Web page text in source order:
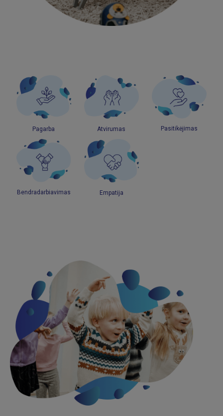
Pagarba Atvirumas Pasitikėjimas
Bendradarbiavimas Empatija